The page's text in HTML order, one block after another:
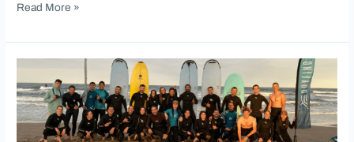
Read More »
de
Surf
Dryfing